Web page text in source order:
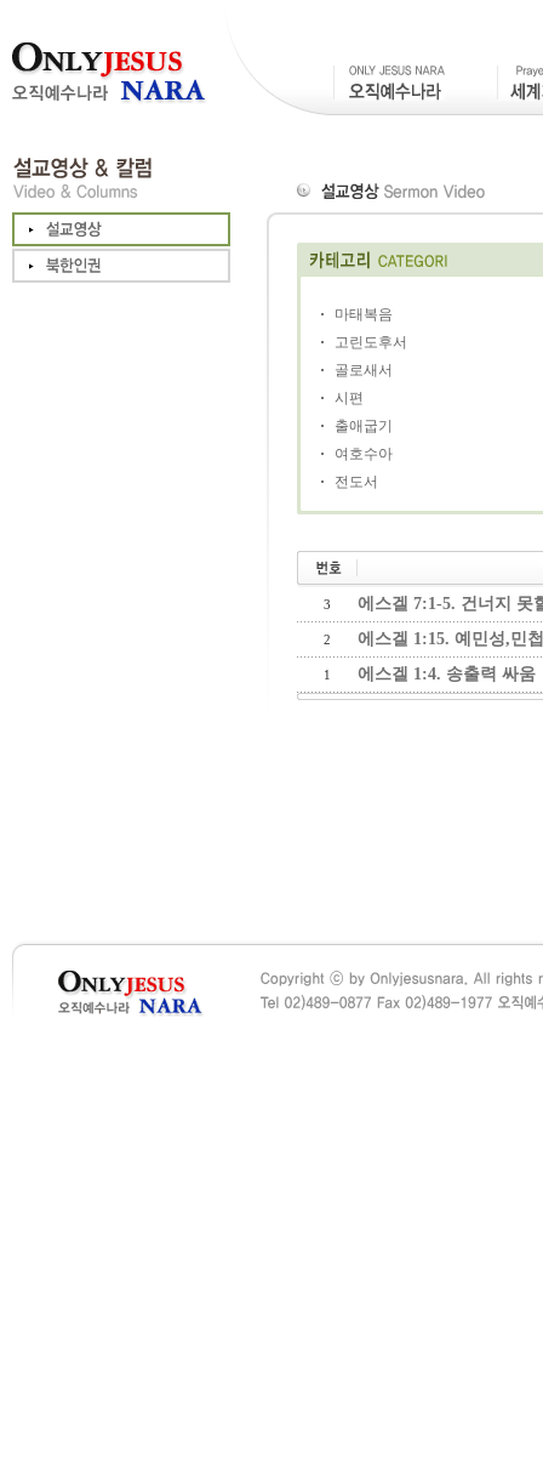
마태복음
고린도후서
골로새서
시편
출애굽기
여호수아
전도서
3 에스겔 7:1-5. 건너지 못
2 에스겔 1:15. 예민성,민
1 에스겔 1:4. 송출력 싸움